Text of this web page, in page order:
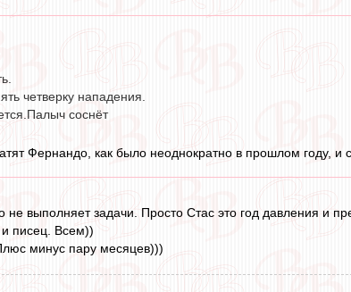
четверку нападения.
соснёт
Фернандо, как было неоднократно в прошлом году, и
не выполняет задачи. Просто Стас это год давления и
и писец. Всем))
минус пару месяцев)))